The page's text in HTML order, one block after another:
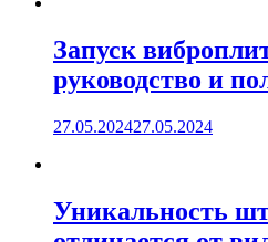
Запуск
руководство и
27.05.202427.05.2024
Уникальность